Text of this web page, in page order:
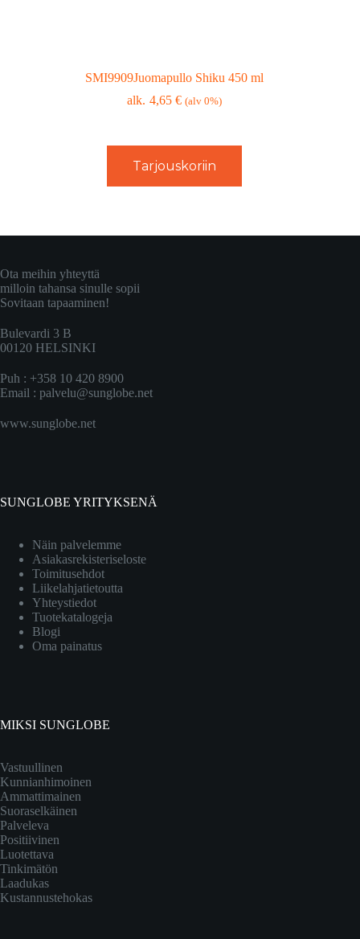
SMI9909Juomapullo Shiku 450 ml
4,65€ (alv 0%)
Tarjouskoriin
Ota meihin yhteyttä
milloin tahansa sinulle sopii
Sovitaan tapaaminen!
Bulevardi 3 B
00120 HELSINKI
Puh : +358 10 420 8900
Email : palvelu@sunglobe.net
www.sunglobe.net
SUNGLOBE YRITYKSENÄ
Näin palvelemme
Asiakasrekisteriseloste
Toimitusehdot
Liikelahjatietoutta
Yhteystiedot
Tuotekatalogeja
Blogi
Oma painatus
MIKSI SUNGLOBE
Vastuullinen
Kunnianhimoinen
Ammattimainen
Suoraselkäinen
Palveleva
Positiivinen
Luotettava
Tinkimätön
Laadukas
Kustannustehokas